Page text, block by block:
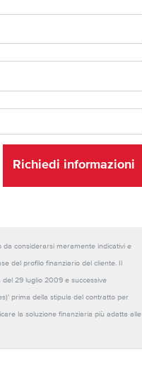
Richiedi informazioni
da considerarsi meramente indicativi e
del profilo finanziario del cliente. Il
29 luglio 2009 e successive
prima della stipula del contratto per
la soluzione finanziaria più adatta alle